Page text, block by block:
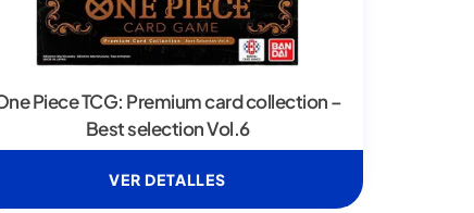
Piece TCG: Premium card collection –
Best selection Vol.6
VER DETALLES